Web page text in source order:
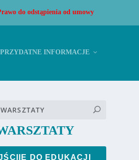
do odstąpienia od umowy
PRZYDATNE INFORMACJE
DO EDUKACJI